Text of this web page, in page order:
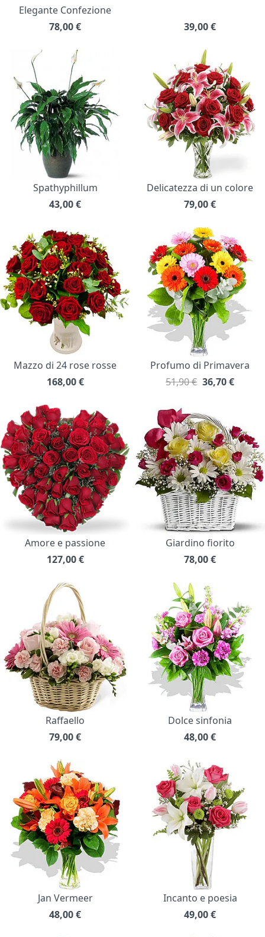
Elegante Confezione
78,00€ 39,00€
Spathyphillum
43,00€
Delicatezza di un colore
79,00€
Mazzo di 24 rose rosse
168,00 €
Profumo di Primavera
51,90 € 36,70€
Amore e passione
127,00 €
Giardino fiorito
78,00€
Raffaello
79,00€
Dolce sinfonia
48,00€
Jan Vermeer
48,00€
Incanto e poesia
49,00€